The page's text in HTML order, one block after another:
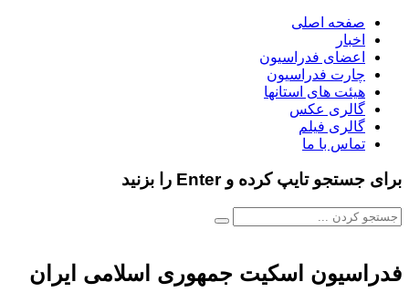
صفحه اصلی
اخبار
اعضای فدراسیون
چارت فدراسیون
هیئت های استانها
گالری عکس
گالری فیلم
تماس با ما
برای جستجو تایپ کرده و Enter را بزنید
فدراسیون اسکیت جمهوری اسلامی ایران